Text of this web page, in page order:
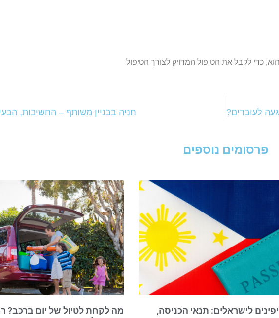
כדי לקבל את הטיפול המדויק לצורך הטיפול
לעובדים? חניה בבניין משותף – החשיבות,
פרסומים נוספים
לישראלים: תנאי הכניסה,
מה לקחת לטיול של יום ברכב?